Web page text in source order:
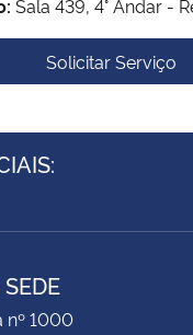
Sala 439, 4° Andar -
Solicitar Serviço
nº 1000